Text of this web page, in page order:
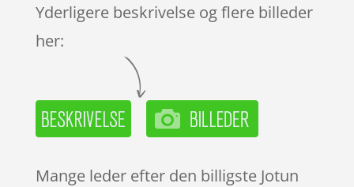
Yderligere beskrivelse og flere billeder
her:
Mange leder efter den billigste Jotun